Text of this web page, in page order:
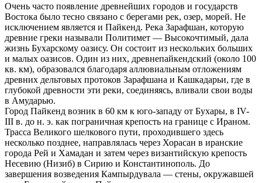
Очень часто появление древнейших городов и государств
Востока было тесно связано с берегами рек, озер, морей. Не
исключением является и Пайкенд. Река Зарафшан, которую
древние греки называли Политимет — Высокочтимый, дала
жизнь Бухарскому оазису. Он состоит из нескольких больших
и малых оазисов. Один из них, древнепайкендский (около 100
кв. км), образовался благодаря аллювиальным отложениям
древних дельтовых протоков Зарафшана и Кашкадарьи, где в
глубокой древности эти реки, соединяясь, вливали свои воды
в Амударью.
Город Пайкенд возник в 60 км к юго-западу от Бухары, в IV-
III в. до н. э. как пограничная крепость на границе с Ираном.
Трасса Великого шелкового пути, проходившего здесь
несколько позднее, направлялась через Хорасан в иранские
города Рей и Хамадан и затем через византийскую крепость
Несевию (Низиб) в Сирию и Константинополь. До
завершения возведения Кампырдувала — стены, окружавшей